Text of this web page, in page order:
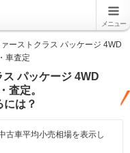
メニュー
ーストクラス パッケージ 4WD
車査定
パッケージ 4WD
査定。
には？
古車平均小売相場を表示し